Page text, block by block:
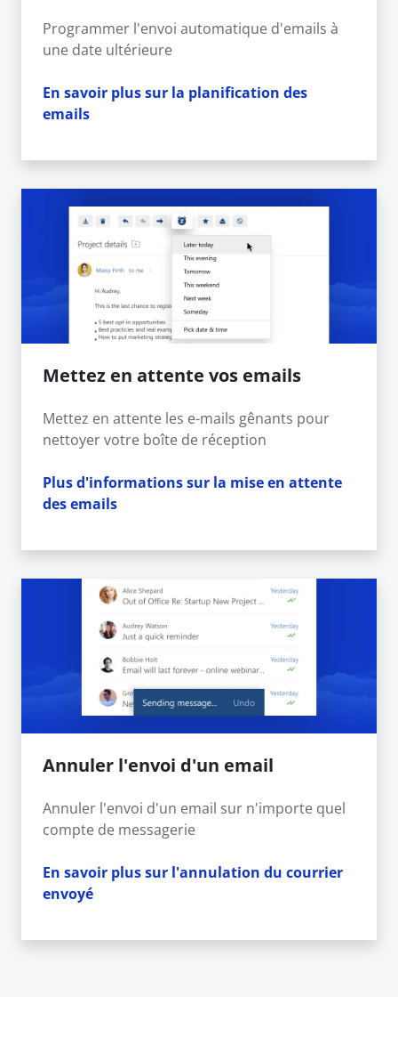
Programmer l'envoi automatique d'emails à
une date ultérieure
En savoir plus sur la planification des
emails
Mettez en attente vos emails
Mettez en attente les e-mails gênants pour
nettoyer votre boîte de réception
Plus d'informations sur la mise en attente
des emails
Annuler l'envoi d'un email
Annuler l'envoi d'un email sur n'importe quel
compte de messagerie
En savoir plus sur l'annulation du courrier
envoyé